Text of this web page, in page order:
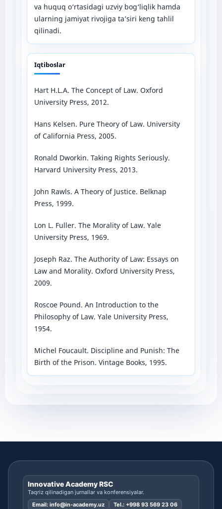
va huquq o‘rtasidagi uzviy bog‘liqlik hamda
ularning jamiyat rivojiga ta’siri keng tahlil
qilinadi.
Iqtiboslar
Hart H.L.A. The Concept of Law. Oxford
University Press, 2012.
Hans Kelsen. Pure Theory of Law. University
of California Press, 2005.
Ronald Dworkin. Taking Rights Seriously.
Harvard University Press, 2013.
John Rawls. A Theory of Justice. Belknap
Press, 1999.
Lon L. Fuller. The Morality of Law. Yale
University Press, 1969.
Joseph Raz. The Authority of Law: Essays on
Law and Morality. Oxford University Press,
2009.
Roscoe Pound. An Introduction to the
Philosophy of Law. Yale University Press,
1954.
Michel Foucault. Discipline and Punish: The
Birth of the Prison. Vintage Books, 1995.
Innovative Academy RSC
Taqriz qilinadigan jurnallar va konferensiyalar.
Email: info@in-academy.uz Tel.: +998 93 569 23 06